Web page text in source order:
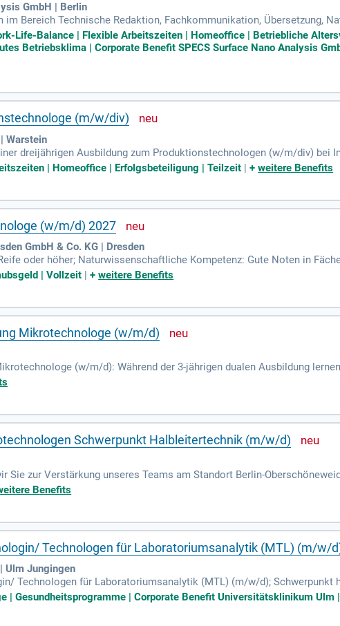
GmbH | Berlin
im Bereich Technische Redaktion, Fachkommunikation, Übersetzung,
Berufserfahrung in der Technischen Redaktion,
Life-Balance | Flexible Arbeitszeiten | Homeoffice | Betriebliche
Betriebsklima | Corporate Benefit SPECS Surface Nano Analysis
(m/w/div)
Warstein
dreijährigen Ausbildung zum Produktionstechnologen (w/m/div) bei
| Homeoffice | Erfolgsbeteiligung | Teilzeit |+weitere Benefits
(w/m/d) 2027
GmbH & Co. KG | Dresden
oder höher; Naturwissenschaftliche Kompetenz: Gute Noten in
sowie Begeisterung für Technologien.
| Vollzeit |+weitere Benefits
Mikrotechnologe (w/m/d)
(w/m/d): Während der 3-jährigen dualen Ausbildung
ganz Großem wird.
Schwerpunkt Halbleitertechnik (m/w/d)
Sie zur Verstärkung unseres Teams am Standort Berlin-
Deine Aufgaben: Als Mikrotechnologe stellst Du bei
Benefits
Technologen für Laboratoriumsanalytik (MTL) (m/w/
Ulm Jungingen
Technologen für Laboratoriumsanalytik (MTL) (m/w/d); Schwerpunkt
Mitarbeitenden für eine moderne Patientenversorgung mit hoher
| Gesundheitsprogramme | Corporate Benefit Universitätsklinikum Ulm